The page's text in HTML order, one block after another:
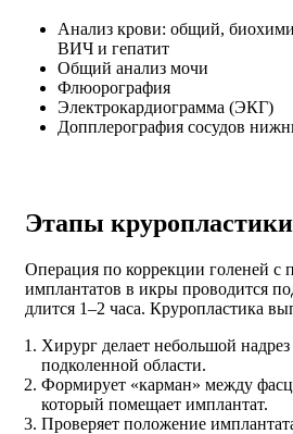
Анализ крови: общий,
ВИЧ и гепатит
Общий анализ мочи
Флюорография
Электрокардиограмма (ЭКГ)
Допплерография сосудов
Этапы круропластики
Операция по коррекции голеней с
имплантатов в икры проводится
длится 1–2 часа. Круропластика
Хирург делает небольшой
подколенной области.
Формирует «карман» между
который помещает имплантат.
Проверяет положение